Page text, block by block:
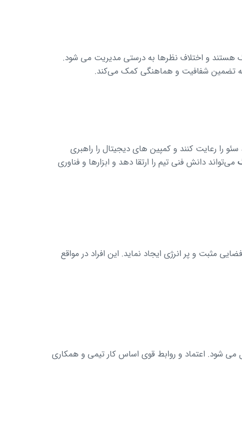
و اختلاف نظرها به درستی مدیریت می شود.
تضمین شفافیت و هماهنگی کمک می‌کند.
سئو را رعایت کنند و کمپین های دیجیتال را راهبری
می‌تواند دانش فنی تیم را ارتقا دهد و ابزارها و فناوری
مثبت و پر انرژی ایجاد نماید. این افراد در مواقع
شود. اعتماد و روابط قوی اساس کار تیمی و همکاری